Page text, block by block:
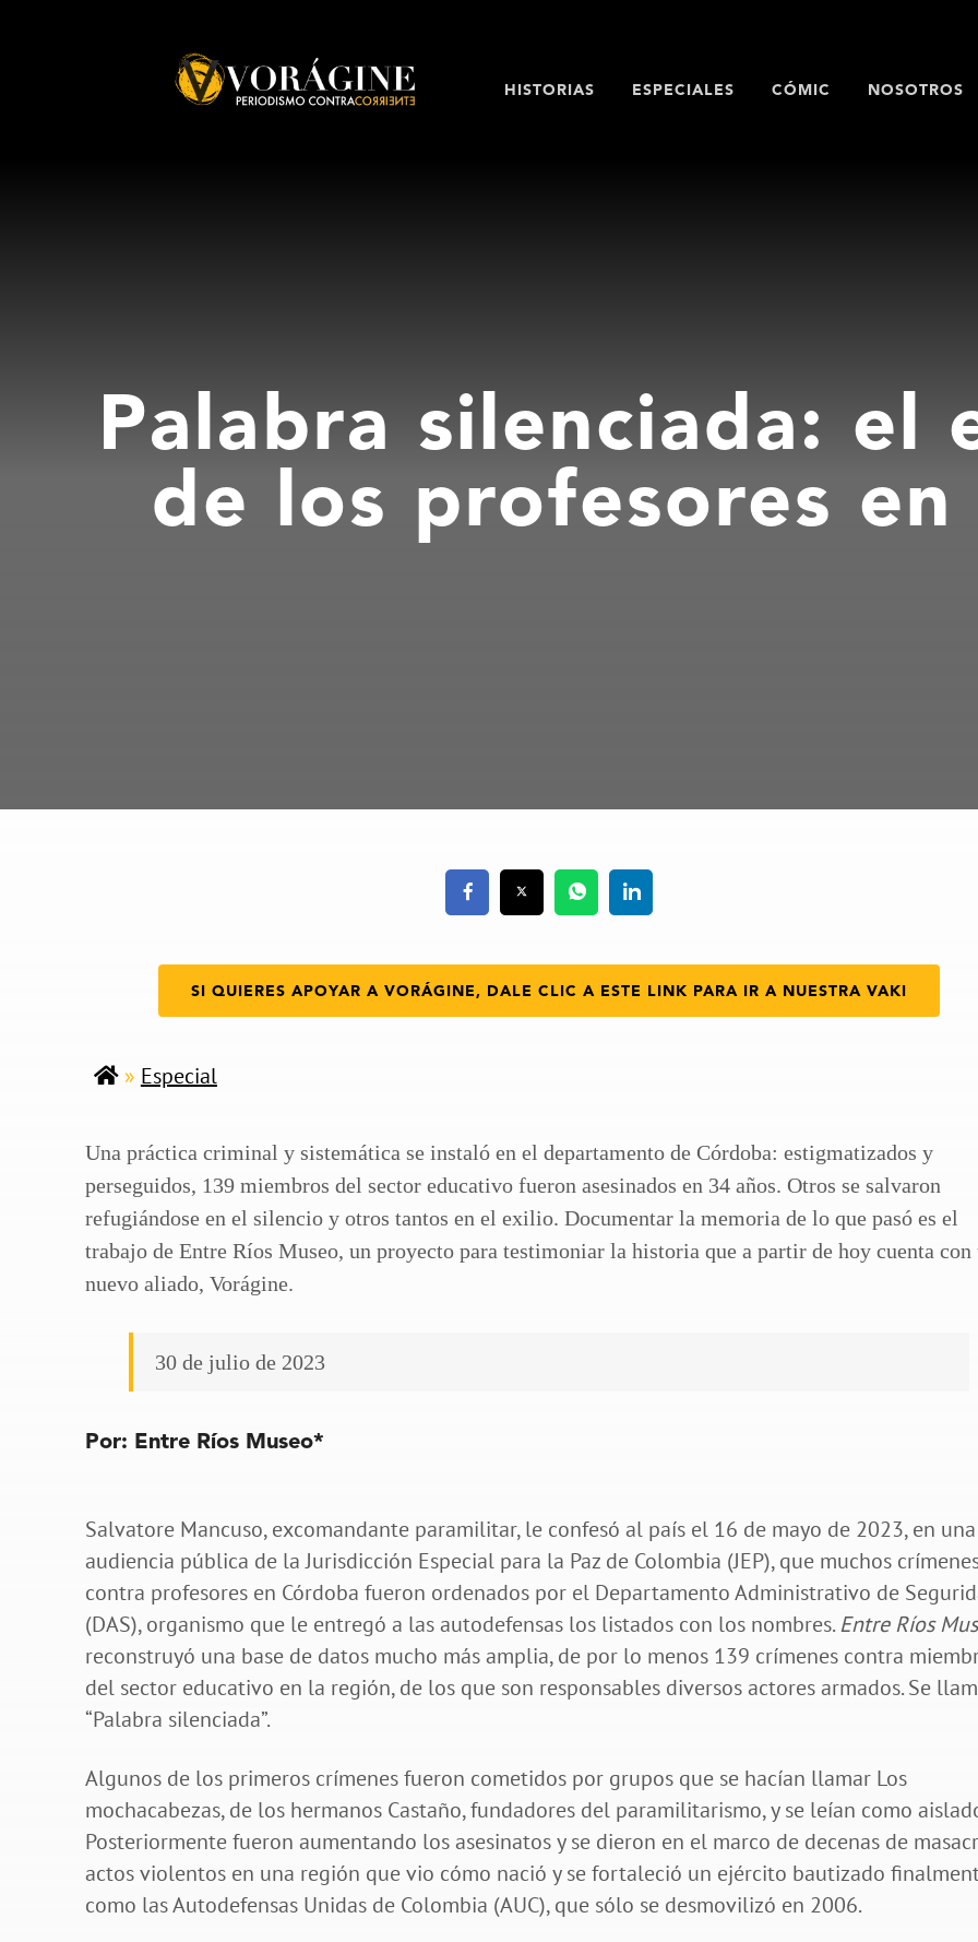
HISTORIAS ESPECIALES CÓMIC NOSOTROS
Palabra silenciada: el
de los profesores en
SI QUIERES APOYAR A VORÁGINE, DALE CLIC A ESTE LINK PARA IR A NUESTRA VAKI
» Especial
Una práctica criminal y sistemática se instaló en el departamento de Córdoba: estigmatizados y
perseguidos, 139 miembros del sector educativo fueron asesinados en 34 años. Otros se salvaron
refugiándose en el silencio y otros tantos en el exilio. Documentar la memoria de lo que pasó es el
trabajo de Entre Ríos Museo, un proyecto para testimoniar la historia que a partir de hoy cuenta con
nuevo aliado, Vorágine.
30 de julio de 2023
Por: Entre Ríos Museo*
Salvatore Mancuso, excomandante paramilitar, le confesó al país el 16 de mayo de 2023, en una
audiencia pública de la Jurisdicción Especial para la Paz de Colombia (JEP), que muchos
contra profesores en Córdoba fueron ordenados por el Departamento Administrativo de
(DAS), organismo que le entregó a las autodefensas los listados con los nombres.Entre Ríos
reconstruyó una base de datos mucho más amplia, de por lo menos 139 crímenes contra
del sector educativo en la región, de los que son responsables diversos actores armados. Se
“Palabra silenciada”.
Algunos de los primeros crímenes fueron cometidos por grupos que se hacían llamar Los
mochacabezas, de los hermanos Castaño, fundadores del paramilitarismo, y se leían como
Posteriormente fueron aumentando los asesinatos y se dieron en el marco de decenas de
actos violentos en una región que vio cómo nació y se fortaleció un ejército bautizado
como las Autodefensas Unidas de Colombia (AUC), que sólo se desmovilizó en 2006.